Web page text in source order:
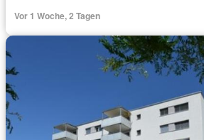
Vor 1 Woche, 2 Tagen